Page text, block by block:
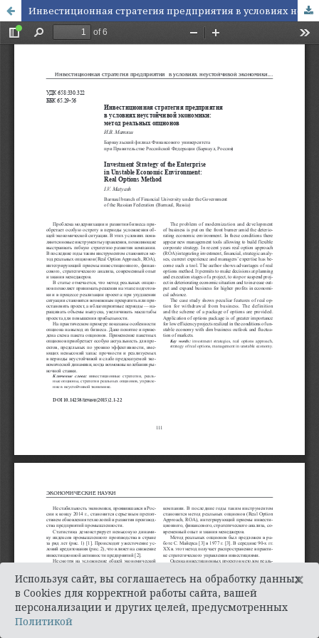
Инвестиционная стратегия предприятия в условиях неустойчивой экономики: метод реальных опционов
Используя сайт, вы соглашаетесь на обработку данных
в Cookies для корректной работы сайта, вашей
персонализации и других целей, предусмотренных
Политикой
×